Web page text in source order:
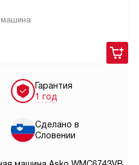
машина
Гарантия
1 год
Сделано в
Словении